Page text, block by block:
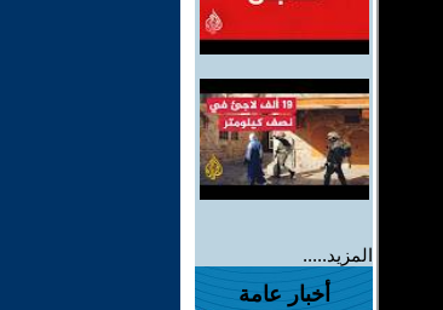
المزيد.....
أخبار عامة